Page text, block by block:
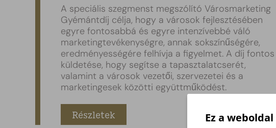
A speciális szegmenst megszólító Városmarketing
Gyémántdíj célja, hogy a városok fejlesztésében
egyre fontosabbá és egyre intenzívebbé váló
marketingtevékenységre, annak sokszínűségére,
eredményességére felhívja a figyelmet. A díj fontos
küldetése, hogy segítse a tapasztalatcserét,
valamint a városok vezetői, szervezetei és a
marketingesek közötti együttműködést.
Részletek Ez a